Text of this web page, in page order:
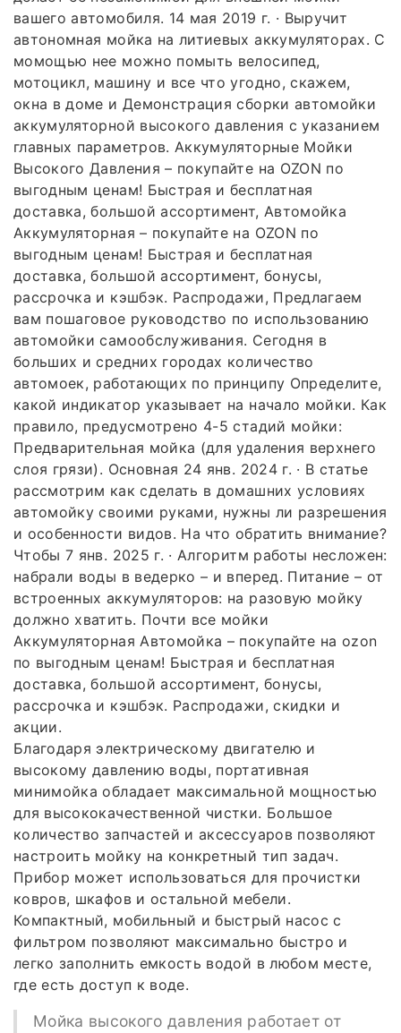
вашего автомобиля. 14 мая 2019 г. · Выручит
автономная мойка на литиевых аккумуляторах. С
момощью нее можно помыть велосипед,
мотоцикл, машину и все что угодно, скажем,
окна в доме и Демонстрация сборки автомойки
аккумуляторной высокого давления с указанием
главных параметров. Аккумуляторные Мойки
Высокого Давления – покупайте на OZON по
выгодным ценам! Быстрая и бесплатная
доставка, большой ассортимент, Автомойка
Аккумуляторная – покупайте на OZON по
выгодным ценам! Быстрая и бесплатная
доставка, большой ассортимент, бонусы,
рассрочка и кэшбэк. Распродажи, Предлагаем
вам пошаговое руководство по использованию
автомойки самообслуживания. Сегодня в
больших и средних городах количество
автомоек, работающих по принципу Определите,
какой индикатор указывает на начало мойки. Как
правило, предусмотрено 4-5 стадий мойки:
Предварительная мойка (для удаления верхнего
слоя грязи). Основная 24 янв. 2024 г. · В статье
рассмотрим как сделать в домашних условиях
автомойку своими руками, нужны ли разрешения
и особенности видов. На что обратить внимание?
Чтобы 7 янв. 2025 г. · Алгоритм работы несложен:
набрали воды в ведерко – и вперед. Питание – от
встроенных аккумуляторов: на разовую мойку
должно хватить. Почти все мойки
Аккумуляторная Автомойка – покупайте на ozon
по выгодным ценам! Быстрая и бесплатная
доставка, большой ассортимент, бонусы,
рассрочка и кэшбэк. Распродажи, скидки и
акции.
Благодаря электрическому двигателю и
высокому давлению воды, портативная
минимойка обладает максимальной мощностью
для высококачественной чистки. Большое
количество запчастей и аксессуаров позволяют
настроить мойку на конкретный тип задач.
Прибор может использоваться для прочистки
ковров, шкафов и остальной мебели.
Компактный, мобильный и быстрый насос с
фильтром позволяют максимально быстро и
легко заполнить емкость водой в любом месте,
где есть доступ к воде.
Мойка высокого давления работает от